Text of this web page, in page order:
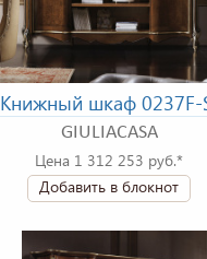
Книжный шкаф 0237F-
GIULIACASA
Цена 1 312 253 руб.*
Добавить в блокнот